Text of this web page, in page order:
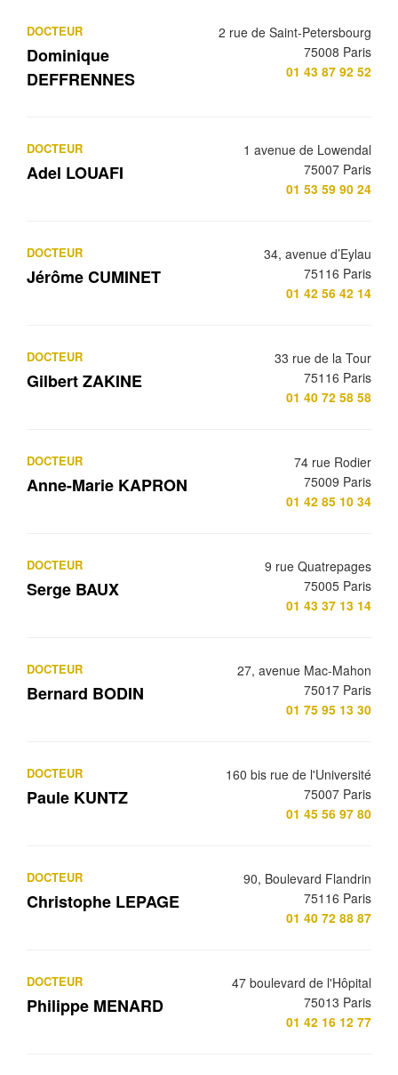
DOCTEUR
Dominique
DEFFRENNES
2 rue de Saint-Petersbourg
75008 Paris
01 43 87 92 52
DOCTEUR
Adel LOUAFI
1 avenue de Lowendal
75007 Paris
01 53 59 90 24
DOCTEUR
Jérôme CUMINET
34, avenue d’Eylau
75116 Paris
01 42 56 42 14
DOCTEUR
Gilbert ZAKINE
33 rue de la Tour
75116 Paris
01 40 72 58 58
DOCTEUR
Anne-Marie KAPRON
74 rue Rodier
75009 Paris
01 42 85 10 34
DOCTEUR
Serge BAUX
9 rue Quatrepages
75005 Paris
01 43 37 13 14
DOCTEUR
Bernard BODIN
27, avenue Mac-Mahon
75017 Paris
01 75 95 13 30
DOCTEUR
Paule KUNTZ
160 bis rue de l'Université
75007 Paris
01 45 56 97 80
DOCTEUR
Christophe LEPAGE
90, Boulevard Flandrin
75116 Paris
01 40 72 88 87
DOCTEUR
Philippe MENARD
47 boulevard de l'Hôpital
75013 Paris
01 42 16 12 77